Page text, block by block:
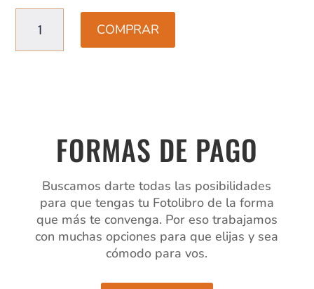
TAPAS
COMPRAR
FORMAS DE PAGO
Buscamos darte todas las posibilidades
para que tengas tu Fotolibro de la forma
que más te convenga. Por eso trabajamos
con muchas opciones para que elijas y sea
cómodo para vos.